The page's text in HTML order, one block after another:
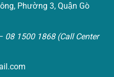
Phường 3, Quận Gò
08 1500 1868 (Call Center